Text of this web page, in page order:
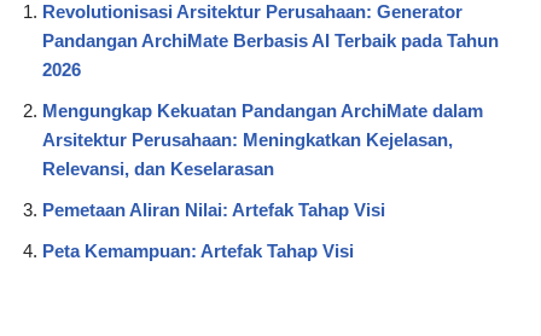
Revolutionisasi Arsitektur Perusahaan: Generator
Pandangan ArchiMate Berbasis AI Terbaik pada Tahun
2026
Mengungkap Kekuatan Pandangan ArchiMate dalam
Arsitektur Perusahaan: Meningkatkan Kejelasan,
Relevansi, dan Keselarasan
Pemetaan Aliran Nilai: Artefak Tahap Visi
Peta Kemampuan: Artefak Tahap Visi